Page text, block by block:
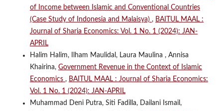
of Income between Islamic and Conventional Countries
(Case Study of Indonesia and Malaisya) , BAITUL MAAL :
Journal of Sharia Economics: Vol. 1 No. 1 (2024): JAN-
APRIL
Halim Halim, Ilham Maulidal, Laura Maulina , Annisa
Khairina, Government Revenue in the Context of Islamic
Economics , BAITUL MAAL : Journal of Sharia Economics:
Vol. 1 No. 1 (2024): JAN-APRIL
Muhammad Deni Putra, Siti Fadilla, Dailani Ismail,